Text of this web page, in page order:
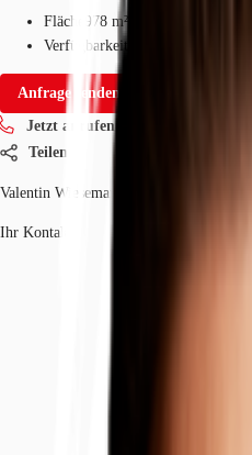
Fläche
978 m²
Verfügbarkeit
Anfrage senden
Jetzt anrufen
Teilen
Valentin Wiesemann
Ihr Kontakt